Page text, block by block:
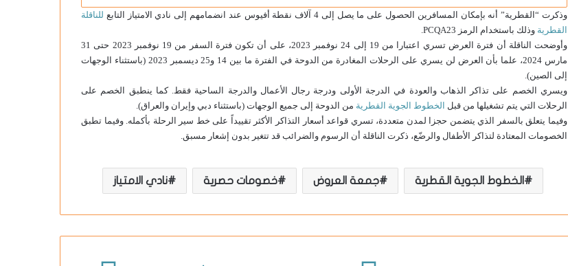
وذكرت “القطرية” أنه بإمكان المسافرين الحصول على ما يصل إلى 4 آلاف نقطة أفيوس عند انضمامهم إلى نادي الامتياز التابع
للناقلة
القطرية وذلك باستخدام الرمز PCQA23.
وأوضحت الناقلة أن فترة العرض تسري اعتبارا من 19 إلى 24 نوفمبر 2023، على أن تكون فترة السفر من 19 نوفمبر 2023 حتى 31
مارس 2024، علما بأن العرض لن يسري على الرحلات المغادرة من الدوحة في الفترة ما بين 14 و25 ديسمبر 2023 (باستثناء الوجهات
إلى الصين).
ويسري الخصم على تذاكر الذهاب والعودة في الدرجة الأولى ودرجة رجال الأعمال والدرجة الساحية فقط. كما ينطبق الخصم على
الرحلات التي يتم تشغيلها من قبل الخطوط الجوية القطرية من الدوحة إلى جميع الوجهات (باستثناء دبي وإيران والعراق).
وفيما يتعلق بالسفر الذي يتضمن حجزا لمدن متعددة، تسري قواعد أسعار التذاكر الأكثر تقييداً على خط سير الرحلة بأكمله. وفيما تطبق
الخصومات المعتادة لتذاكر الأطفال والرضّع، ذكرت الناقلة أن الرسوم والضرائب قد تتغير بدون إشعار مسبق.
الخطوط الجوية القطرية جمعة العروض خصومات حصرية نادي الامتياز